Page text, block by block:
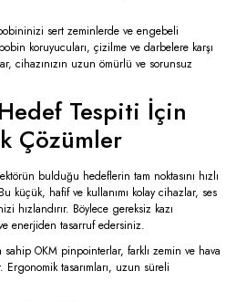
sert zeminlerde ve engebeli
koruyucuları, çizilme ve darbelere karşı
cihazınızın uzun ömürlü ve sorunsuz
Tespiti İçin
Çözümler
bulduğu hedeflerin tam noktasını hızlı
küçük, hafif ve kullanımı kolay cihazlar, ses
hızlandırır. Böylece gereksiz kazı
enerjiden tasarruf edersiniz.
sahip OKM pinpointerlar, farklı zemin ve hava
tasarımları, uzun süreli